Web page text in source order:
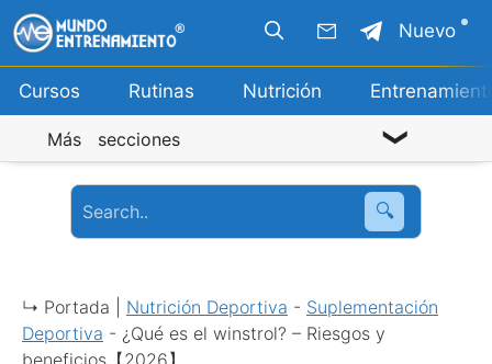
Saltar
al
contenido
Cursos Rutinas Nutrición
Nuevo
Más secciones
🔍
↳ Portada | Nutrición Deportiva - Suplementación
Deportiva - ¿Qué es el winstrol? – Riesgos y
beneficios【2026】